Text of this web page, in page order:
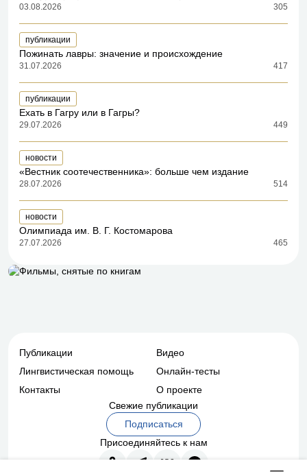
03.08.2026 305
публикации
Пожинать лавры: значение и происхождение
31.07.2026 417
публикации
Ехать в Гагру или в Гагры?
29.07.2026 449
новости
«Вестник соотечественника»: больше чем издание
28.07.2026 514
новости
Олимпиада им. В. Г. Костомарова
27.07.2026 465
Публикации
Видео
Лингвистическая помощь
Онлайн-тесты
Контакты
О проекте
Свежие публикации
Подписаться
Присоединяйтесь к нам